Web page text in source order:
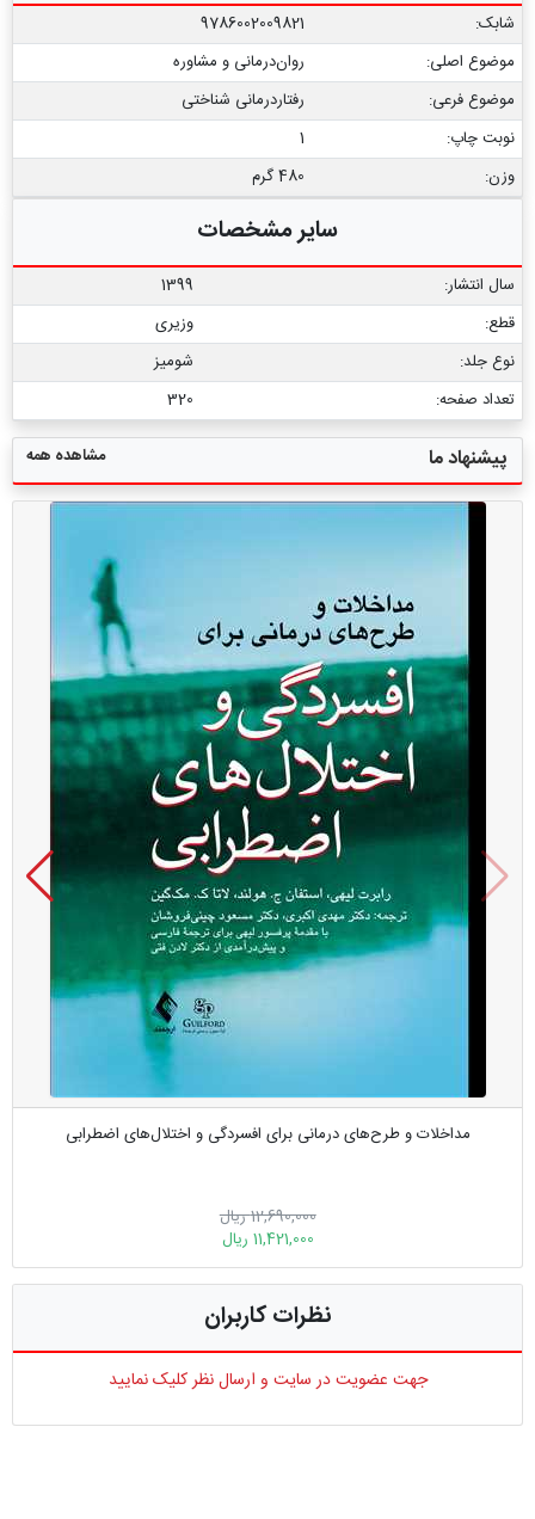
شابک:
9786002009821
موضوع اصلی:
روان‌درمانی و مشاوره
موضوع فرعی:
رفتاردرمانی شناختی
نوبت چاپ:
1
وزن:
480 گرم
سایر مشخصات
سال انتشار:
1399
قطع:
وزیری
نوع جلد:
شومیز
تعداد صفحه:
320
پیشنهاد ما مشاهده همه
مداخلات و طرح‌های درمانی برای افسردگی و اختلال‌های اضطرابی
12,690,000 ریال
11,421,000 ریال
نظرات کاربران
جهت عضویت در سایت و ارسال نظر کلیک نمایید